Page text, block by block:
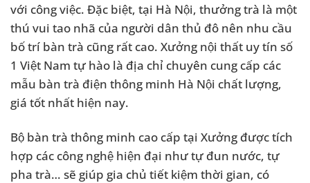
với công việc. Đặc biệt, tại Hà Nội, thưởng trà là một
thú vui tao nhã của người dân thủ đô nên nhu cầu
bố trí bàn trà cũng rất cao. Xưởng nội thất uy tín số
1 Việt Nam tự hào là địa chỉ chuyên cung cấp các
mẫu bàn trà điện thông minh Hà Nội chất lượng,
giá tốt nhất hiện nay.
Bộ bàn trà thông minh cao cấp tại Xưởng được tích
hợp các công nghệ hiện đại như tự đun nước, tự
pha trà… sẽ giúp gia chủ tiết kiệm thời gian, có